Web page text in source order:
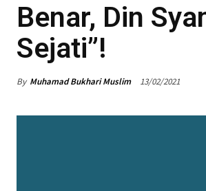
Benar, Din
Sejati”!
By Muhamad Bukhari Muslim 13/02/2021